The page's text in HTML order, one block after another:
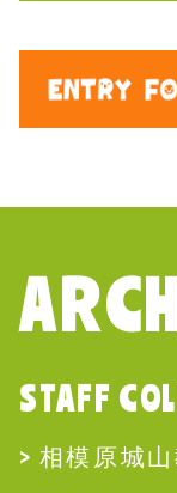
STAFF
相模原城